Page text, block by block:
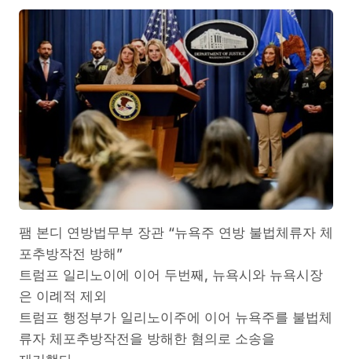
팸 본디 연방법무부 장관 “뉴욕주 연방 불법체류자 체
포추방작전 방해”
트럼프 일리노이에 이어 두번째, 뉴욕시와 뉴욕시장
은 이례적 제외
트럼프 행정부가 일리노이주에 이어 뉴욕주를 불법체
류자 체포추방작전을 방해한 혐의로 소송을